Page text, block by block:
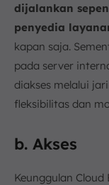
dijalankan
penyedia
kapan saja.
pada server
diakses melalui
fleksibilitas dan
b. Akses
Keunggulan Cloud